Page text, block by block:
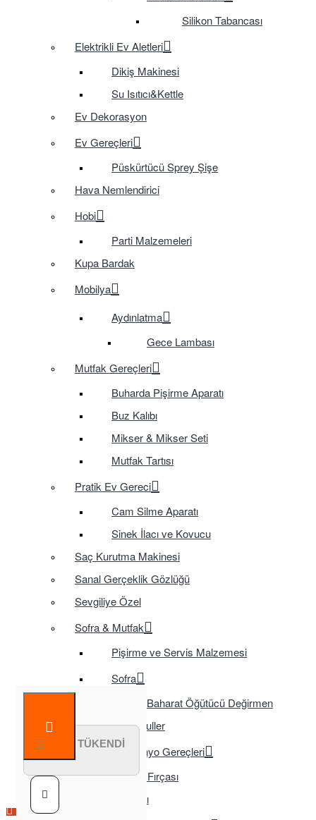
Silikon Tabancası
Elektrikli Ev Aletleri
Dikiş Makinesi
Su Isıtıcı&Kettle
Ev Dekorasyon
Ev Gereçleri
Püskürtücü Sprey Şişe
Hava Nemlendirici
Hobi
Parti Malzemeleri
Kupa Bardak
Mobilya
Aydınlatma
Gece Lambası
Mutfak Gereçleri
Buharda Pişirme Aparatı
Buz Kalıbı
Mikser & Mikser Seti
Mutfak Tartısı
Pratik Ev Gereci
Cam Silme Aparatı
Sinek İlacı ve Kovucu
Saç Kurutma Makinesi
Sanal Gerçeklik Gözlüğü
Sevgiliye Özel
Sofra & Mutfak
Pişirme ve Servis Malzemesi
Sofra
Baharat Öğütücü Değirmen
Tasarruflu Ampuller
Temizlik ve Banyo Gereçleri
Tuvalet Fırçası
TV Aksesuarları
STOK TÜKENDİ
Çok Satılan Ürün